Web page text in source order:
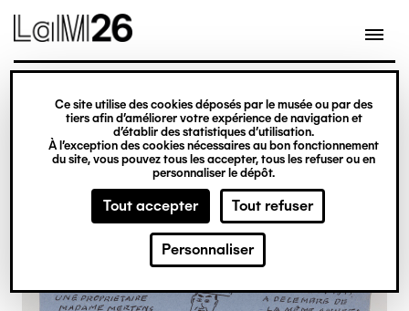
Gestion des cookies
Ce site utilise des cookies déposés par le musée ou par des
tiers afin d’améliorer votre expérience de navigation et
d’établir des statistiques d’utilisation.
À l’exception des cookies nécessaires au bon fonctionnement
du site, vous pouvez tous les accepter, tous les refuser ou en
personnaliser le dépôt.
Tout accepter Tout refuser
Personnaliser
contenu